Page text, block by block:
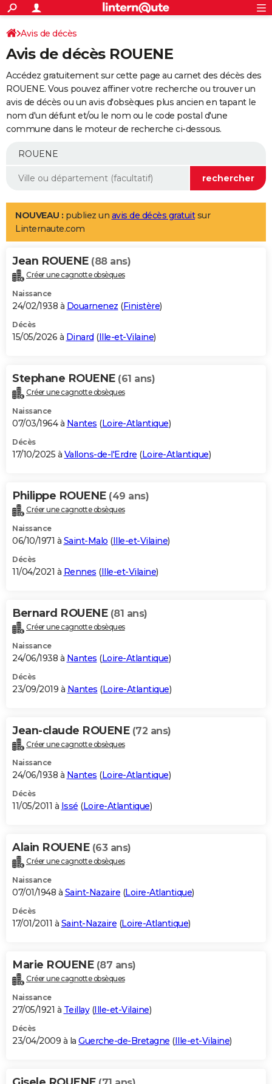
ACTUALITÉS
Politique
Société
Faits Divers
Education
Monde
Villes
+
SPORT
Coupe du monde 2026
Football
Tennis
Cyclisme
Rugby
Forum
Programme TV
TNT
Streaming
Cinéma
Sorties cinéma
Musique
+
FINANCE
Retraite
Epargne
Immobilier
Risques naturels par ville
Banque
Assurance
AUTO
Essais
Réserver un essai
Citadines
Berlines
SUV
Forum auto
+
Mobiles
Meilleur smartphone
Internet
Ordinateurs
Jeux vidéo
Guide high-tech
Aménagement intérieur
LIFESTYLE
Art de vivre
Bien-être
Loisirs
Mode
Modes de vie
Alimentation
Guide de la santé
Maladies
Médicaments
Sommeil
VOYAGE
Destinations
City break
Voyage nature
Voyage de noces
Forum
Climat
+PHOTO
GUIDES D'ACHAT
BONS PLANS
Carte de Noël
Carte Bonne année
Carte Saint-Valentin
Carte Pâques
Carte d'anniversaire
DICTIONNAIRE
Dictionnaire
Biographies
Citations
Expressions
Proverbes
PROGRAMME TV
S'inscrire
Se connecter
Lycées
Collèges
Primaires
Universités
Entreprises
Service militaire
Avis de recherche
AVIS DE DÉCÈS
Bricolage
Lifestyle
Culture
Sport
Auto
Television
Voyage
Cinema
Avis de décès
Avis de décès ROUENE
Accédez gratuitement sur cette page au carnet des décès des
ROUENE. Vous pouvez affiner votre recherche ou trouver un
avis de décès ou un avis d'obsèques plus ancien en tapant le
nom d'un défunt et/ou le nom ou le code postal d'une
commune dans le moteur de recherche ci-dessous.
NOUVEAU : publiez un avis de décès gratuitsur
Linternaute.com
Jean ROUENE (88 ans)
Créer une cagnotte obsèques
Naissance
24/02/1938 à Douarnenez (Finistère)
Décès
15/05/2026 à Dinard (Ille-et-Vilaine)
Stephane ROUENE (61 ans)
Créer une cagnotte obsèques
Naissance
07/03/1964 à Nantes (Loire-Atlantique)
Décès
17/10/2025 à Vallons-de-l'Erdre (Loire-Atlantique)
Philippe ROUENE (49 ans)
Créer une cagnotte obsèques
Naissance
06/10/1971 à Saint-Malo (Ille-et-Vilaine)
Décès
11/04/2021 à Rennes (Ille-et-Vilaine)
Bernard ROUENE (81 ans)
Créer une cagnotte obsèques
Naissance
24/06/1938 à Nantes (Loire-Atlantique)
Décès
23/09/2019 à Nantes (Loire-Atlantique)
Jean-claude ROUENE (72 ans)
Créer une cagnotte obsèques
Naissance
24/06/1938 à Nantes (Loire-Atlantique)
Décès
11/05/2011 à Issé (Loire-Atlantique)
Alain ROUENE (63 ans)
Créer une cagnotte obsèques
Naissance
07/01/1948 à Saint-Nazaire (Loire-Atlantique)
Décès
17/01/2011 à Saint-Nazaire (Loire-Atlantique)
Marie ROUENE (87 ans)
Créer une cagnotte obsèques
Naissance
27/05/1921 à Teillay(Ille-et-Vilaine)
Décès
23/04/2009 à la Guerche-de-Bretagne (Ille-et-Vilaine)